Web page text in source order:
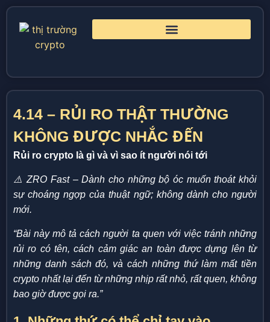
4.14 – RỦI RO THẬT THƯỜNG
KHÔNG ĐƯỢC NHẮC ĐẾN
Rủi ro crypto là gì và vì sao ít người nói tới
⚠️ ZRO Fast – Dành cho những bộ óc muốn thoát khỏi
sự choáng ngợp của thuật ngữ; không dành cho người
mới.
“Bài này mô tả cách người ta quen với việc tránh những
rủi ro có tên, cách cảm giác an toàn được dựng lên từ
những danh sách đó, và cách những thứ làm mất tiền
crypto nhất lại đến từ những nhịp rất nhỏ, rất quen, không
bao giờ được gọi ra.”